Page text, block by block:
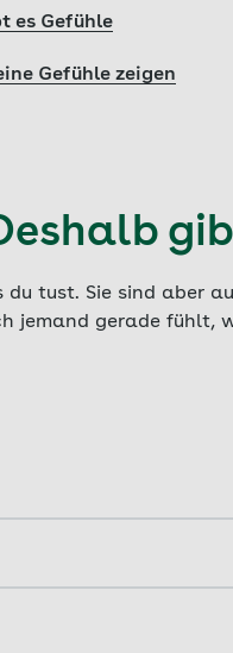
es Gefühle
Gefühle zeigen
du tust. Sie sind aber
jemand gerade fühlt,
erleben kannst.